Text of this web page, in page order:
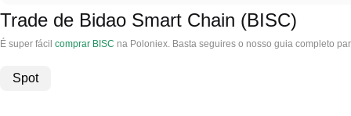
Trade de Bidao Smart Chain (BISC)
É super fácil comprar BISC na Poloniex. Basta seguires o nosso guia completo
Spot